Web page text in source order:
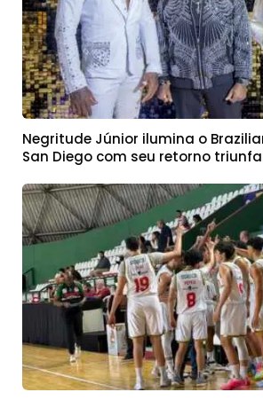
Negritude Júnior ilumina o
San Diego com seu retorno